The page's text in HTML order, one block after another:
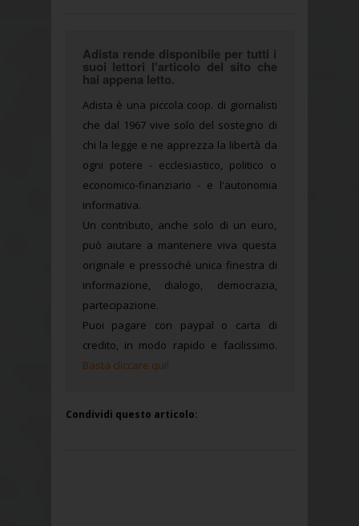
Adista rende disponibile per tutti i
suoi lettori l'articolo del sito che
hai appena letto.
Adista è una piccola coop. di giornalisti
che dal 1967 vive solo del sostegno di
chi la legge e ne apprezza la libertà da
ogni potere - ecclesiastico, politico o
economico-finanziario - e l'autonomia
informativa.
Un contributo, anche solo di un euro,
può aiutare a mantenere viva questa
originale e pressoché unica finestra di
informazione, dialogo, democrazia,
partecipazione.
Puoi pagare con paypal o carta di
credito, in modo rapido e facilissimo.
Basta cliccare qui!
Condividi questo articolo: